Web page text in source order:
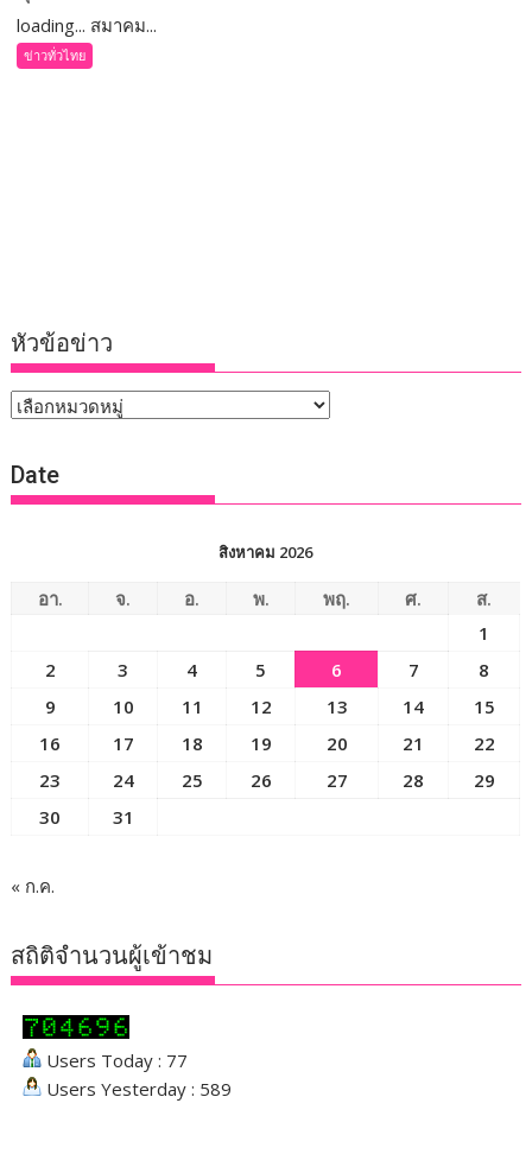
loading... สมาคม...
ข่าวทั่วไทย
หัวข้อข่าว
หัวข้อ
Date
สิงหาคม 2026
อา. จ. อ. พ. พฤ. ศ.
ส.
1
2
3 4 5 6 7
8
9
10 11 12 13 14
15
16
17 18 19 20 21
22
23
24 25 26 27 28
29
30
31
« ก.ค.
สถิติจำนวนผู้เข้าชม
Users Today : 77
Users Yesterday : 589